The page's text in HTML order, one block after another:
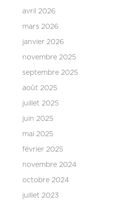
avril 2026
mars 2026
janvier 2026
novembre 2025
septembre 2025
août 2025
juillet 2025
juin 2025
mai 2025
février 2025
novembre 2024
octobre 2024
juillet 2023